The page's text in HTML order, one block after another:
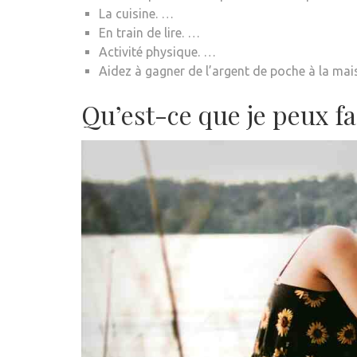
La cuisine. …
En train de lire. …
Activité physique. …
Aidez à gagner de l’argent de poche à la
Qu’est-ce que je peux